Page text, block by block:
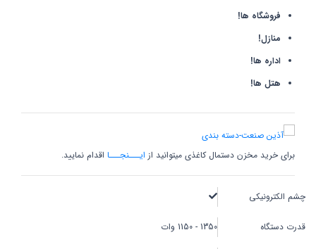
فروشگاه ها!
منازل!
اداره ها!
هتل ها!
برای خرید مخزن دستمال کاغذی میتوانید از ایـــنجـــا اقدام نمایید.
چشم الکترونیکی
قدرت دستگاه 1350 - 1150 وات